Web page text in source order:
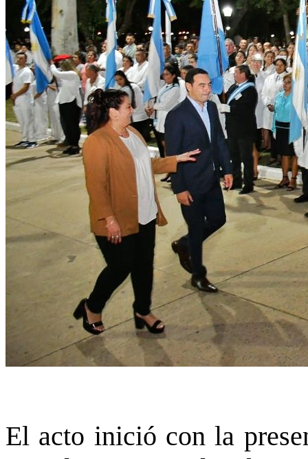
El acto inició con la